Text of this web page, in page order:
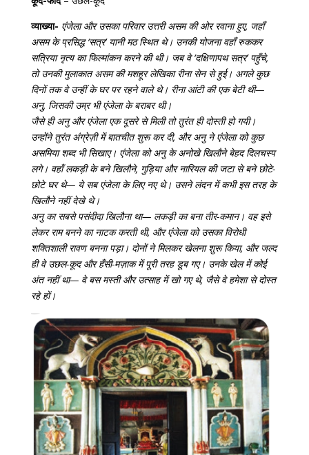
व्याख्या- एंजेला और उसका परिवार उत्तरी असम की ओर रवाना हुए, जहाँ
असम के प्रसिद्ध ‘सत्र’ यानी मठ स्थित थे। उनकी योजना वहाँ रुककर
सत्रिया नृत्य का फिल्मांकन करने की थी। जब वे ‘दक्षिणापथ सत्र’ पहुँचे,
तो उनकी मुलाकात असम की मशहूर लेखिका रीना सेन से हुई। अगले कुछ
दिनों तक वे उन्हीं के घर पर रहने वाले थे। रीना आंटी की एक बेटी थी—
अनु, जिसकी उम्र भी एंजेला के बराबर थी।
जैसे ही अनु और एंजेला एक दूसरे से मिली तो तुरंत ही दोस्ती हो गयी।
उन्होंने तुरंत अंग्रेज़ी में बातचीत शुरू कर दी, और अनु ने एंजेला को कुछ
असमिया शब्द भी सिखाए। एंजेला को अनु के अनोखे खिलौने बेहद दिलचस्प
लगे। वहाँ लकड़ी के बने खिलौने, गुड़िया और नारियल की जटा से बने छोटे-
छोटे घर थे— ये सब एंजेला के लिए नए थे। उसने लंदन में कभी इस तरह के
खिलौने नहीं देखे थे।
अनु का सबसे पसंदीदा खिलौना था— लकड़ी का बना तीर-कमान। वह इसे
लेकर राम बनने का नाटक करती थी, और एंजेला को उसका विरोधी
शक्तिशाली रावण बनना पड़ा। दोनों ने मिलकर खेलना शुरू किया, और जल्द
ही वे उछल-कूद और हँसी-मज़ाक में पूरी तरह डूब गए। उनके खेल में कोई
अंत नहीं था— वे बस मस्ती और उत्साह में खो गए थे, जैसे वे हमेशा से दोस्त
रहे हों।